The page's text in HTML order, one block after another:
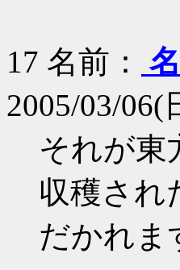
17 名前：
2005/03/06(
それが東
収穫され
だかれま